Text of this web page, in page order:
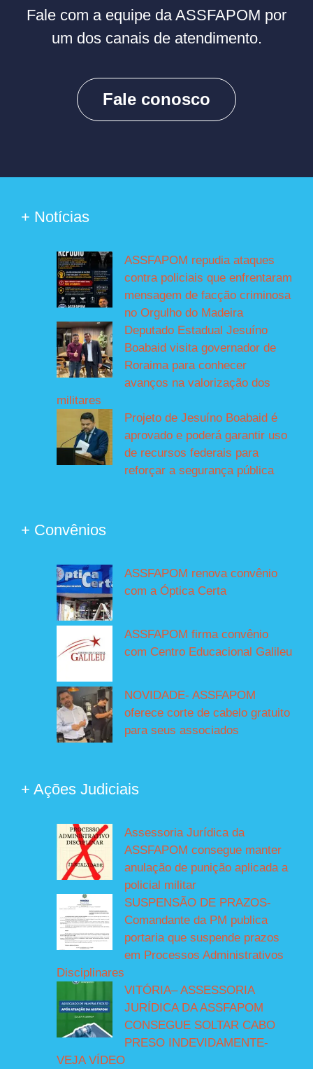
Fale com a equipe da ASSFAPOM por
um dos canais de atendimento.
Fale conosco
+ Notícias
ASSFAPOM repudia ataques
contra policiais que enfrentaram
mensagem de facção criminosa
no Orgulho do Madeira
Deputado Estadual Jesuíno
Boabaid visita governador de
Roraima para conhecer
avanços na valorização dos
militares
Projeto de Jesuíno Boabaid é
aprovado e poderá garantir uso
de recursos federais para
reforçar a segurança pública
+ Convênios
ASSFAPOM renova convênio
com a Óptica Certa
ASSFAPOM firma convênio
com Centro Educacional Galileu
NOVIDADE- ASSFAPOM
oferece corte de cabelo gratuito
para seus associados
+ Ações Judiciais
Assessoria Jurídica da
ASSFAPOM consegue manter
anulação de punição aplicada a
policial militar
SUSPENSÃO DE PRAZOS-
Comandante da PM publica
portaria que suspende prazos
em Processos Administrativos
Disciplinares
VITÓRIA– ASSESSORIA
JURÍDICA DA ASSFAPOM
CONSEGUE SOLTAR CABO
PRESO INDEVIDAMENTE-
VEJA VÍDEO